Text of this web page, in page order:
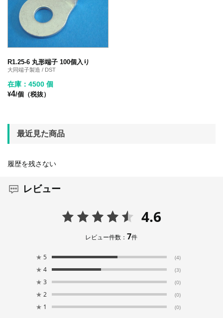
R1.25-6 丸形端子 100個入り
大同端子製造 / DST
在庫：4500 個
¥4/個（税抜）
最近見た商品
履歴を残さない
レビュー
4.6
レビュー件数：7件
★ 5 (4)
★ 4 (3)
★ 3 (0)
★ 2 (0)
★ 1 (0)